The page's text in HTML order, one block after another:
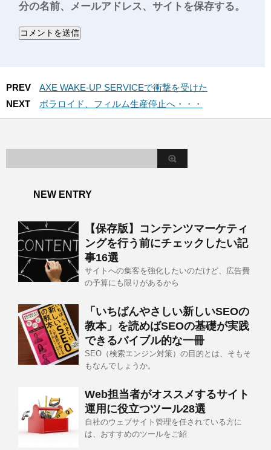
分の名前、メールアドレス、サイトを保存する。
PREV
AXE WAKE-UP SERVICEで衝撃を受けた
NEXT
ポラロイド、フィルム生産停止へ・・・
NEW ENTRY
【保存版】コンテンツマーケティ
ングを行う前にチェックしたい記
事16選
サイトへの集客を強化したいのだけど、広告費
の予算にも限りがあるから
「いちばんやさしい新しいSEOの
教本」を読めばSEOの基礎が実践
できるバイブル的な一冊
SEO（検索エンジン対策）の目的とは、そもそ
もなんでしょうか。
Web担当者がオススメするサイト
運用に役立つツール28選
自社のウェブサイト管理を任されている方に
は、おすすめのツールをご紹